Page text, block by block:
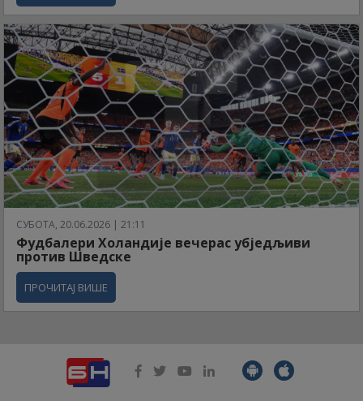
СУБОТА, 20.06.2026 | 21:11
Фудбалери Холандије вечерас убједљиви
против Шведске
ПРОЧИТАЈ ВИШЕ